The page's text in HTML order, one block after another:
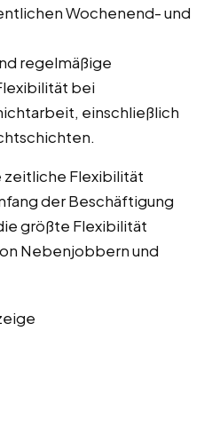
Wochenend- und
regelmäßige
bei
einschließlich
zeitliche Flexibilität
der Beschäftigung
größte Flexibilität
Nebenjobbern und